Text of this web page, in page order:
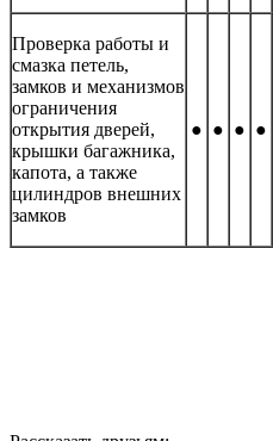
Проверка работы и
смазка петель,
замков и механизмов
ограничения
открытия дверей,
крышки багажника,
капота, а также
цилиндров внешних
замков
● ● ● ●